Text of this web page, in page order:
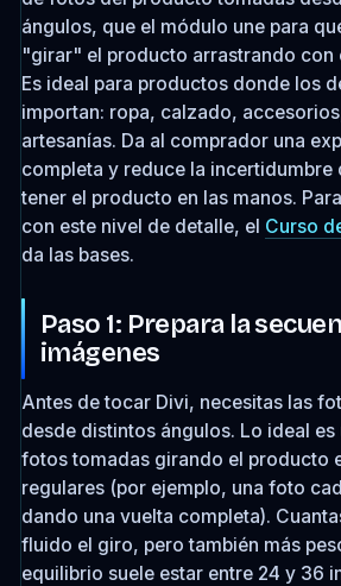
ángulos, que el módulo une para
"girar" el producto arrastrando con
Es ideal para productos donde los
importan: ropa, calzado,
artesanías. Da al comprador una
completa y reduce la incertidumbre
tener el producto en las manos.
con este nivel de detalle, el Curso
da las bases.
Paso 1: Prepara la
imágenes
Antes de tocar Divi, necesitas las
desde distintos ángulos. Lo ideal es
fotos tomadas girando el producto
regulares (por ejemplo, una foto
dando una vuelta completa).
fluido el giro, pero también más
equilibrio suele estar entre 24 y 36